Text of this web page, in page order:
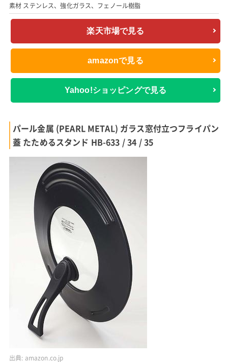
素材 ステンレス、強化ガラス、フェノール樹脂
楽天市場で見る
amazonで見る
Yahoo!ショッピングで見る
パール金属 (PEARL METAL) ガラス窓付立つフライパン
蓋 たためるスタンド HB-633 / 34 / 35
出典: amazon.co.jp